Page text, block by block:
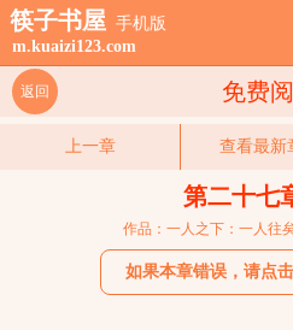
筷子书屋 手机版
m.kuaizi123.com
免费
返回
上一章 查看最新
第二十七
作品：一人之下：一人往
如果本章错误，请点击